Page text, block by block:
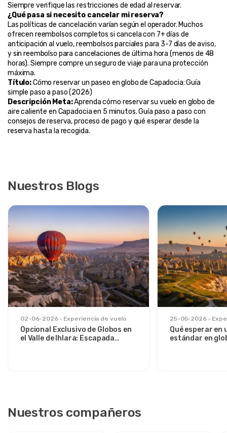
Siempre verifique las restricciones de edad al reservar.
¿Qué pasa si necesito cancelar mi reserva?
Las políticas de cancelación varían según el operador. Muchos
ofrecen reembolsos completos si cancela con 7+ días de
anticipación al vuelo, reembolsos parciales para 3-7 días de aviso,
y sin reembolso para cancelaciones de última hora (menos de 48
horas). Siempre compre un seguro de viaje para una protección
máxima.
Título: Cómo reservar un paseo en globo de Capadocia: Guía
simple paso a paso (2026)
Descripción Meta: Aprenda cómo reservar su vuelo en globo de
aire caliente en Capadocia en 5 minutos. Guía paso a paso con
consejos de reserva, proceso de pago y qué esperar desde la
reserva hasta la recogida.
Nuestros Blogs
02-06-2026 Experiencia de vuelo
Opcional Exclusivo de Globos en
el Valle de Ihlara: Escapada
25-05-2026
Qué esperar en
estándar en
Nuestros compañeros